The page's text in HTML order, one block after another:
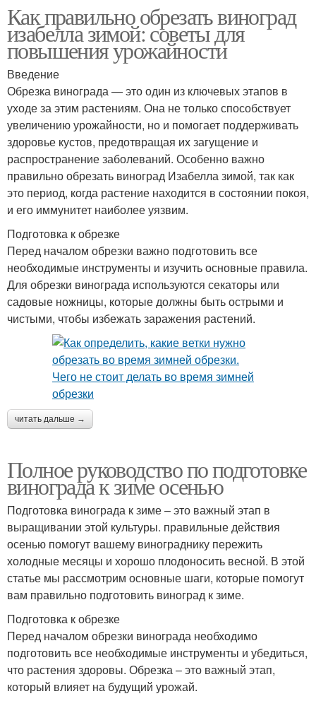
Как правильно обрезать виноград
изабелла зимой: советы для
повышения урожайности
Введение
Обрезка винограда — это один из ключевых этапов в
уходе за этим растениям. Она не только способствует
увеличению урожайности, но и помогает поддерживать
здоровье кустов, предотвращая их загущение и
распространение заболеваний. Особенно важно
правильно обрезать виноград Изабелла зимой, так как
это период, когда растение находится в состоянии покоя,
и его иммунитет наиболее уязвим.
Подготовка к обрезке
Перед началом обрезки важно подготовить все
необходимые инструменты и изучить основные правила.
Для обрезки винограда используются секаторы или
садовые ножницы, которые должны быть острыми и
чистыми, чтобы избежать заражения растений.
читать дальше →
Полное руководство по подготовке
винограда к зиме осенью
Подготовка винограда к зиме – это важный этап в
выращивании этой культуры. правильные действия
осенью помогут вашему винограднику пережить
холодные месяцы и хорошо плодоносить весной. В этой
статье мы рассмотрим основные шаги, которые помогут
вам правильно подготовить виноград к зиме.
Подготовка к обрезке
Перед началом обрезки винограда необходимо
подготовить все необходимые инструменты и убедиться,
что растения здоровы. Обрезка – это важный этап,
который влияет на будущий урожай.